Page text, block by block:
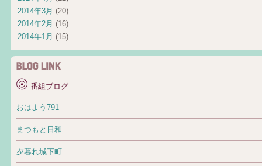
2014年3月 (20)
2014年2月 (16)
2014年1月 (15)
番組ブログ
おはよう791
まつもと日和
夕暮れ城下町